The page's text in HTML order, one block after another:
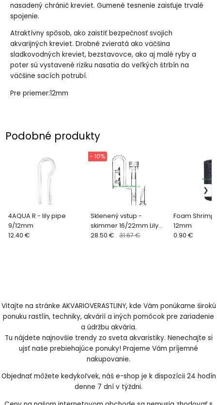
nasadený chránič kreviet. Gumené tesnenie zaisťuje trvalé
spojenie.
Atraktívny spôsob, ako zaistiť bezpečnosť svojich
akvarijných kreviet. Drobné zvieratá ako väčšina
sladkovodných kreviet, bezstavovce, ako aj malé ryby a
poter sú vystavené riziku nasatia do veľkých štrbín na
väčšine sacích potrubí.
Pre priemer:12mm
Podobné produkty
4AQUA R - lily pipe
9/12mm
12.40 €
Sklenený vstup -
skimmer 16/22mm Lily
Pipe (31cm)
- 10%
28.50 € 31.67 €
Foam
12mm
0.90 €
Vitajte na stránke AKVARIOVERASTLINY, kde Vám ponúkame širokú
ponuku rastlín, techniky, akvárií a iných pomôcok pre zariadenie
a údržbu akvária.
Tu nájdete najnovšie trendy zo sveta akvaristiky. Nenechajte si
ujsť naše prebiehajúce ponuky! Prajeme Vám príjemné
nakupovanie.
Objednať môžete kedykoľvek, náš e-shop je k dispozícii 24 hodín
denne 7 dní v týždni.